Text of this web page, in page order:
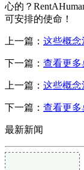
心的？
可安排的使命！
上一篇： 这些概念
下一篇： 查看更
上一篇： 这些概念
下一篇： 查看更
最新新闻